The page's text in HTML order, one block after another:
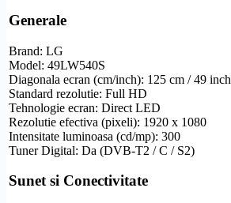
Generale
Brand: LG
Model: 49LW540S
Diagonala ecran (cm/inch): 125 cm / 49 inch
Standard rezolutie: Full HD
Tehnologie ecran: Direct LED
Rezolutie efectiva (pixeli): 1920 x 1080
Intensitate luminoasa (cd/mp): 300
Tuner Digital: Da (DVB-T2 / C / S2)
Sunet si Conectivitate